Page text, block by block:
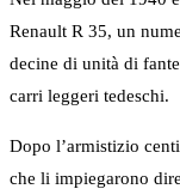
Renault R 35, un
decine di unità di
carri leggeri tedeschi.
Dopo l’armistizio
che li impiegarono